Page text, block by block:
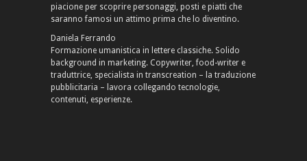
piacione per scoprire personaggi, posti e piatti che
saranno famosi un attimo prima che lo diventino.
Daniela Ferrando
Formazione umanistica in lettere classiche. Solido
background in marketing. Copywriter, food-writer e
traduttrice, specialista in transcreation – la traduzione
pubblicitaria – lavora collegando tecnologie,
contenuti, esperienze.